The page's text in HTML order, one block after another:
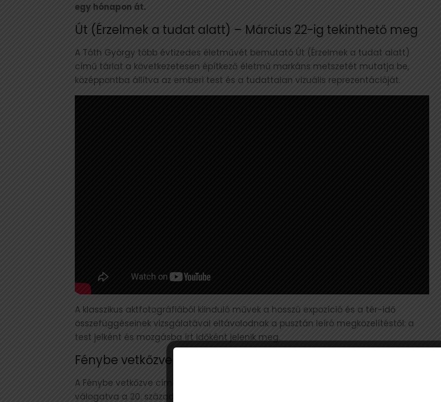
egy hónapon át.
Út (Érzelmek a tudat alatt) – Március 22-ig tekinthető meg
A Tóth György több évtizedes életművét bemutató Út (Érzelmek a tudat alatt)
című tárlat a következetesen építkező életmű markáns metszetét mutatja be,
középpontba állítva az emberi test és a tudattalan vizuális reprezentációját.
A klasszikus aktfotográfiából kiinduló művek a hosszú expozíció és a tér-idő
összefüggéseinek vizsgálatával eltávolodnak a pusztán leíró megközelítéstől: a
test jelként és mozgásba írt időként jelenik meg.
Fénybe vetkőzve – Március 22-ig tekinthető meg
A Fénybe vetkőzve című tárlat a Magyar Fotográfiai Múzeum gyűjteményéből
válogatva a 20. század elejének aktfotóit mutatja be. A fotográfia ekkor még fiatal